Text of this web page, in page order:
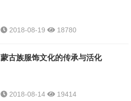
2018-08-19 18780
蒙古族服饰文化的传承与活化
2018-08-14 19414